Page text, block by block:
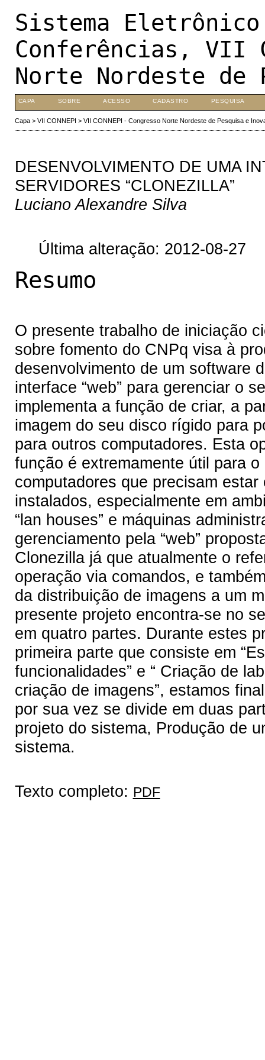
Sistema
Conferências, VII
Norte Nordeste de
CAPA SOBRE ACESSO CADASTRO PESQUISA
Capa> VII CONNEPI > VII CONNEPI - Congresso Norte Nordeste de Pesquisa e
DESENVOLVIMENTO DE UMA
SERVIDORES “CLONEZILLA”
Luciano Alexandre Silva
Última alteração: 2012-08-27
Resumo
O presente trabalho de iniciação
sobre fomento do CNPq visa à
desenvolvimento de um software
interface “web” para gerenciar o
implementa a função de criar, a
imagem do seu disco rígido para
para outros computadores. Esta
função é extremamente útil para
computadores que precisam
instalados, especialmente em
“lan houses” e máquinas
gerenciamento pela “web”
Clonezilla já que atualmente o
operação via comandos, e
da distribuição de imagens a um
presente projeto encontra-se no
em quatro partes. Durante estes
primeira parte que consiste em
funcionalidades” e “ Criação de
criação de imagens”, estamos
por sua vez se divide em duas
projeto do sistema, Produção de
sistema.
Texto completo: PDF